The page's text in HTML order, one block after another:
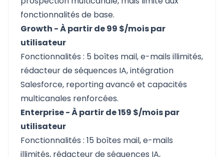
fonctionnalités de base.
Growth - À partir de 99 $/mois par
utilisateur
Fonctionnalités : 5 boîtes mail, e-mails illimités,
rédacteur de séquences IA, intégration
Salesforce, reporting avancé et capacités
multicanales renforcées.
Enterprise - À partir de 159 $/mois par
utilisateur
Fonctionnalités : 15 boîtes mail, e-mails
illimités, rédacteur de séquences IA,